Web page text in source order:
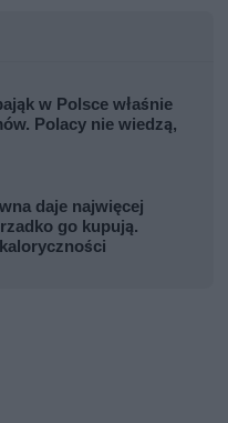
w Polsce właśnie
Polacy nie wiedzą,
daje najwięcej
go kupują.